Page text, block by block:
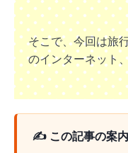
そこで、今回は旅
のインターネット
✍️ この記事の案